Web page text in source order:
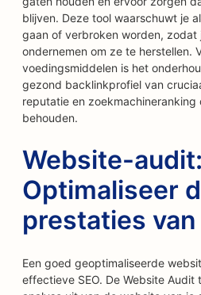
blijven. Deze tool waarschuwt je
gaan of verbroken worden,
ondernemen om ze te herstellen.
voedingsmiddelen is het
gezond backlinkprofiel van
reputatie en zoekmachineranking
behouden.
Website-audit:
Optimaliseer
prestaties
Een goed geoptimaliseerde
effectieve SEO. De Website